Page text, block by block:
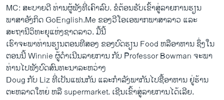
MC: ສະບາຍດີ ທ່ານຜູ້ຟັງທີ່ເຄົາລົບ. ຂໍຕ້ອນຮັບເຂົ້າສູ່ລາຍການຮຽນ
ພາສາອັງກິດ GoEnglish.Me ຂອງວີໂອເອພາກພາສາລາວ ແລະ
ສະຖານີວິທະຍຸແຫ່ງຊາດລາວ. ມື້ນີ້
​ເຮົາຈະພາ​ທ່ານ​ຮຽນຕອນ​ທີ​ສອງ​ ຂອງບົດຮຽນ Food ຫລືອາຫານ ຊຶ່ງ​ໃນ​
ຕອນນີ້ Winnie ຜູ້ດໍາເນີນລາຍການ ກັບ Professor Bowman ຈະພາ
ທ່ານໄປຟັງ​ບົດ​ສົນທະນາລະຫວ່າງ
Doug ກັບ Liz ທີ່​ເປັນ​ແຟນກັນ ​ແລະ​ກຳລັງ​ພາກັນ​ໄປຊື້​ອາຫານ ຢູ່​ຮ້ານ​
ຕະຫລາດ​ໃຫຍ່ ຫລື supermarket. ​ເຊີນ​ເຂົ້າ​ສູ່​ລາຍການ​ໄດ້​ເລີຍ.